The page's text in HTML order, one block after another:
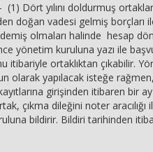
(1) Dört yılını doldurmuş
doğan vadesi gelmiş borçları
olmaları halinde hesap
yönetim kuruluna yazı ile
itibariyle ortaklıktan çıkabilir.
olarak yapılacak isteğe
girişinden itibaren bir
çıkma dileğini noter
bildirir. Bildiri tarihinden